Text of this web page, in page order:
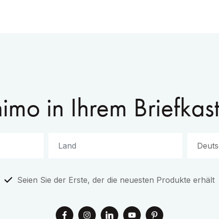
in Ihrem
Seien Sie der Erste, der die neuesten Produkte erhält